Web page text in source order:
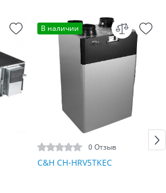
В наличии
0 Отзыв
C&H CH-HRV5TKEC